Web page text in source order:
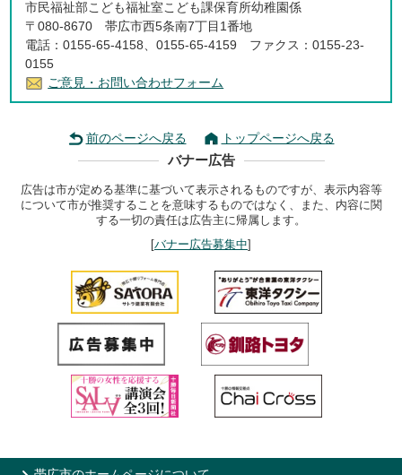
市民福祉部こども福祉室こども課保育所幼稚園係
〒080-8670 帯広市西5条南7丁目1番地
電話：0155-65-4158、0155-65-4159 ファクス：0155-23-
0155
ご意見・お問い合わせフォーム
前のページへ戻る トップページへ戻る
バナー広告
広告は市が定める基準に基づいて表示されるものですが、表示内容等
について市が推奨することを意味するものではなく、また、内容に関
する一切の責任は広告主に帰属します。
[バナー広告募集中]